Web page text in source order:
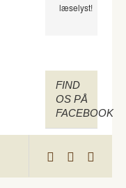
læselyst!
FIND
OS PÅ
FACEBOOK